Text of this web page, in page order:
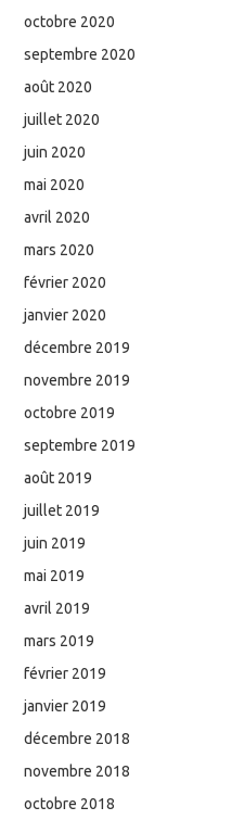
octobre 2020
septembre 2020
août 2020
juillet 2020
juin 2020
mai 2020
avril 2020
mars 2020
février 2020
janvier 2020
décembre 2019
novembre 2019
octobre 2019
septembre 2019
août 2019
juillet 2019
juin 2019
mai 2019
avril 2019
mars 2019
février 2019
janvier 2019
décembre 2018
novembre 2018
octobre 2018